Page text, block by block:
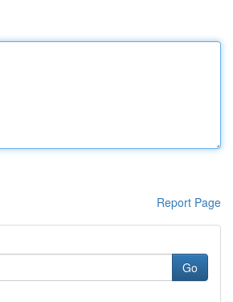
Report Page
Go